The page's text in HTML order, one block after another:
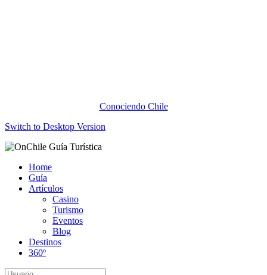
Conociendo Chile
Switch to Desktop Version
Home
Guía
Artículos
Casino
Turismo
Eventos
Blog
Destinos
360º